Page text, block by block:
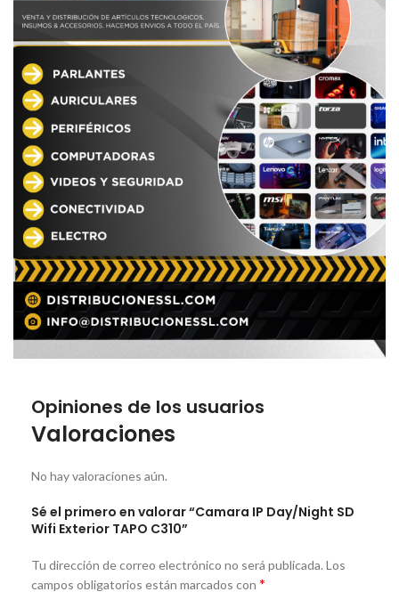
Opiniones de los usuarios
Valoraciones
No hay valoraciones aún.
Sé el primero en valorar “Camara IP Day/Night SD
Wifi Exterior TAPO C310”
Tu dirección de correo electrónico no será publicada. Los
campos obligatorios están marcados con *